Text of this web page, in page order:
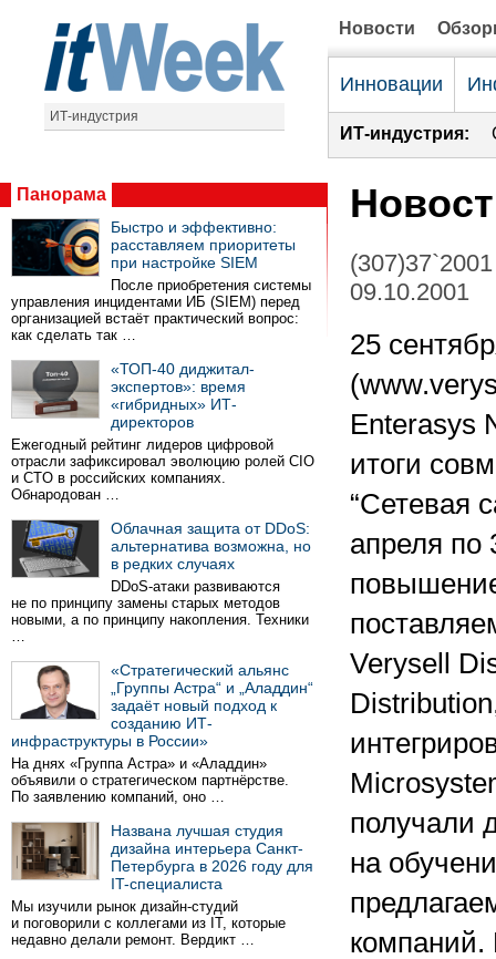
ИТ-индустрия
Новости
Инновации
ИТ-индустрия:
Панорама
Быстро и эффективно:
расставляем приоритеты
при настройке SIEM
После приобретения системы
управления инцидентами ИБ (SIEM) перед
организацией встаёт практический вопрос:
как сделать так …
«ТОП-40 диджитал-
экспертов»: время
«гибридных» ИТ-
директоров
Ежегодный рейтинг лидеров цифровой
отрасли зафиксировал эволюцию ролей CIO
и CTO в российских компаниях.
Обнародован …
Облачная защита от DDoS:
альтернатива возможна, но
в редких случаях
DDoS-атаки развиваются
не по принципу замены старых методов
новыми, а по принципу накопления. Техники
…
«Стратегический альянс
„Группы Астра“ и „Аладдин“
задаёт новый подход к
созданию ИТ-
инфраструктуры в России»
На днях «Группа Астра» и «Аладдин»
объявили о стратегическом партнёрстве.
По заявлению компаний, оно …
Названа лучшая студия
дизайна интерьера Санкт-
Петербурга в 2026 году для
IT-специалиста
Мы изучили рынок дизайн-студий
и поговорили с коллегами из IT, которые
недавно делали ремонт. Вердикт …
(307)37`2001
09.10.2001
25
Enterasys
итоги
“Сетевая
апреля по
Verysell
получали
на
компаний.